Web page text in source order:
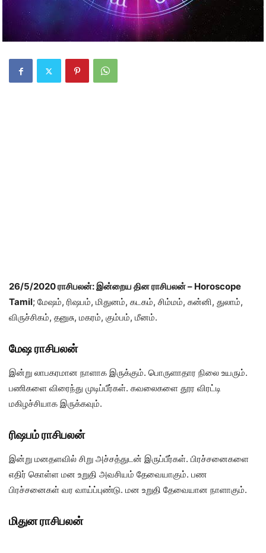
26/5/2020 ராசிபலன்: இன்றைய தின ராசிபலன் – Horoscope
Tamil; மேஷம், ரிஷபம், மிதுனம், கடகம், சிம்மம், கன்னி, துலாம்,
விருச்சிகம், தனுசு, மகரம், கும்பம், மீனம்.
மேஷ ராசிபலன்
இன்று லாபகரமான நாளாக இருக்கும். பொருளாதார நிலை உயரும்.
பணிகளை விரைந்து முடிப்பீர்கள். கவலைகளை தூர விரட்டி
மகிழச்சியாக இருக்கவும்.
ரிஷபம் ராசிபலன்
இன்று மனதளவில் சிறு அச்சத்துடன் இருப்பீர்கள். பிரச்சனைகளை
எதிர் கொள்ள மன உறுதி அவசியம் தேவையாகும். பண
பிரச்சனைகள் வர வாய்ப்புண்டு. மன உறுதி தேவையான நாளாகும்.
மிதுன ராசிபலன்